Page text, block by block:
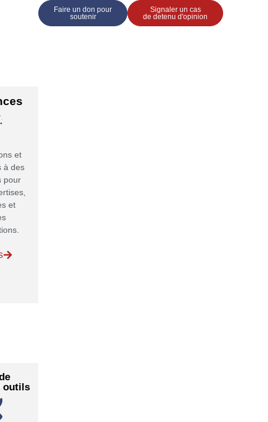
et
à des
pour
et
outils
Faire un don pour
soutenir
Signaler un cas
de detenu d'opinion